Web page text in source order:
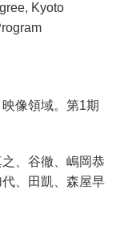
Kyoto
像領域。第1期
、谷徹、嶋岡恭
、田凱、森屋早